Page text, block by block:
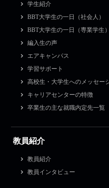
学生紹介
BBT大学生の一日（社会人）
BBT大学生の一日（専業学生）
編入生の声
エアキャンパス
学習サポート
高校生・大学生へのメッセー
キャリアセンターの特徴
卒業生の主な就職内定先一覧
教員紹介
教員紹介
教員インタビュー